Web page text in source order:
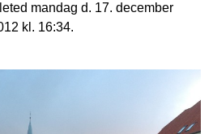
mandag d. 17. december
kl. 16:34.